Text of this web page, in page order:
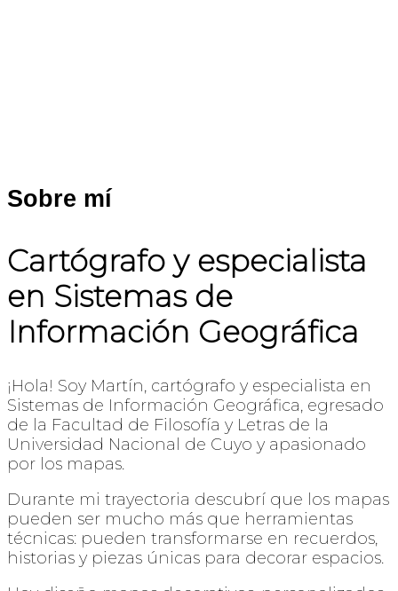
Sobre mí
Cartógrafo y especialista
en Sistemas de
Información Geográfica
¡Hola! Soy Martín, cartógrafo y especialista en
Sistemas de Información Geográfica, egresado
de la Facultad de Filosofía y Letras de la
Universidad Nacional de Cuyo y apasionado
por los mapas.
Durante mi trayectoria descubrí que los mapas
pueden ser mucho más que herramientas
técnicas: pueden transformarse en recuerdos,
historias y piezas únicas para decorar espacios.